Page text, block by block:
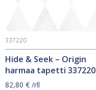
Hide & Seek – Origin
harmaa tapetti 337220
337220
82,80 € /rll